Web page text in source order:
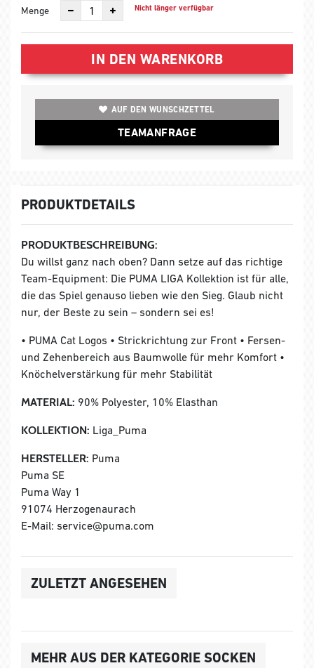
Menge Nicht länger verfügbar
IN DEN WARENKORB
AUF DEN WUNSCHZETTEL
TEAMANFRAGE
PRODUKTDETAILS
PRODUKTBESCHREIBUNG:
Du willst ganz nach oben? Dann setze auf das richtige
Team-Equipment: Die PUMA LIGA Kollektion ist für alle,
die das Spiel genauso lieben wie den Sieg. Glaub nicht
nur, der Beste zu sein – sondern sei es!
• PUMA Cat Logos • Strickrichtung zur Front • Fersen-
und Zehenbereich aus Baumwolle für mehr Komfort •
Knöchelverstärkung für mehr Stabilität
MATERIAL: 90% Polyester, 10% Elasthan
KOLLEKTION: Liga_Puma
HERSTELLER: Puma
Puma SE
Puma Way 1
91074 Herzogenaurach
E-Mail: service@puma.com
ZULETZT ANGESEHEN
MEHR AUS DER KATEGORIE SOCKEN